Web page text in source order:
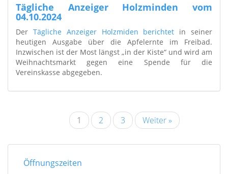
Tägliche Anzeiger Holzminden vom
04.10.2024
Der Tägliche Anzeiger Holzmiden berichtet in seiner
heutigen Ausgabe über die Apfelernte im Freibad.
Inzwischen ist der Most längst „in der Kiste“ und wird am
Weihnachtsmarkt gegen eine Spende für die
Vereinskasse abgegeben.
1 2 3 Weiter »
Öffnungszeiten